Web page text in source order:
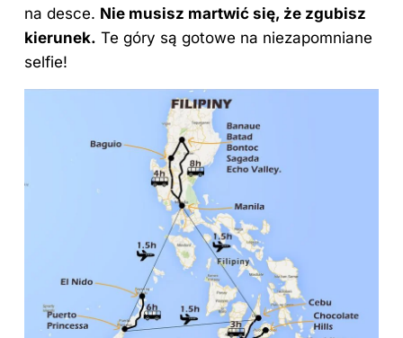
na desce. Nie musisz martwić się, że zgubisz
kierunek. Te góry są gotowe na niezapomniane
selfie!